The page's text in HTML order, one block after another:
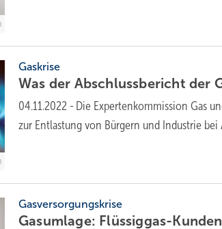
Gaskrise
Was der Abschlussbericht der
04.11.2022 - Die Expertenkommission Gas
zur Entlastung von Bürgern und Industrie
Gasversorgungskrise
Gasumlage: Flüssiggas-